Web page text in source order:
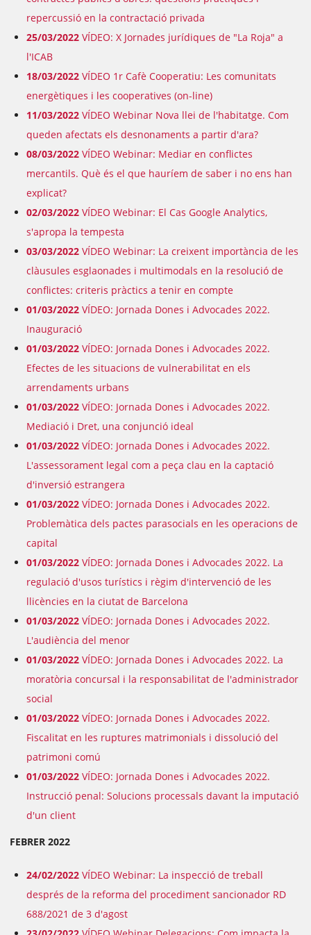
repercussió en la contractació privada
25/03/2022 VÍDEO: X Jornades jurídiques de "La Roja" a
l'ICAB
18/03/2022 VÍDEO 1r Cafè Cooperatiu: Les comunitats
energètiques i les cooperatives (on-line)
11/03/2022 VÍDEO Webinar Nova llei de l'habitatge. Com
queden afectats els desnonaments a partir d'ara?
08/03/2022 VÍDEO Webinar: Mediar en conflictes
mercantils. Què és el que hauríem de saber i no ens han
explicat?
02/03/2022 VÍDEO Webinar: El Cas Google Analytics,
s'apropa la tempesta
03/03/2022 VÍDEO Webinar: La creixent importància de les
clàusules esglaonades i multimodals en la resolució de
conflictes: criteris pràctics a tenir en compte
01/03/2022 VÍDEO: Jornada Dones i Advocades 2022.
Inauguració
01/03/2022 VÍDEO: Jornada Dones i Advocades 2022.
Efectes de les situacions de vulnerabilitat en els
arrendaments urbans
01/03/2022 VÍDEO: Jornada Dones i Advocades 2022.
Mediació i Dret, una conjunció ideal
01/03/2022 VÍDEO: Jornada Dones i Advocades 2022.
L'assessorament legal com a peça clau en la captació
d'inversió estrangera
01/03/2022 VÍDEO: Jornada Dones i Advocades 2022.
Problemàtica dels pactes parasocials en les operacions de
capital
01/03/2022 VÍDEO: Jornada Dones i Advocades 2022. La
regulació d'usos turístics i règim d'intervenció de les
llicències en la ciutat de Barcelona
01/03/2022 VÍDEO: Jornada Dones i Advocades 2022.
L'audiència del menor
01/03/2022 VÍDEO: Jornada Dones i Advocades 2022. La
moratòria concursal i la responsabilitat de l'administrador
social
01/03/2022 VÍDEO: Jornada Dones i Advocades 2022.
Fiscalitat en les ruptures matrimonials i dissolució del
patrimoni comú
01/03/2022 VÍDEO: Jornada Dones i Advocades 2022.
Instrucció penal: Solucions processals davant la imputació
d'un client
FEBRER 2022
24/02/2022 VÍDEO Webinar: La inspecció de treball
després de la reforma del procediment sancionador RD
688/2021 de 3 d'agost